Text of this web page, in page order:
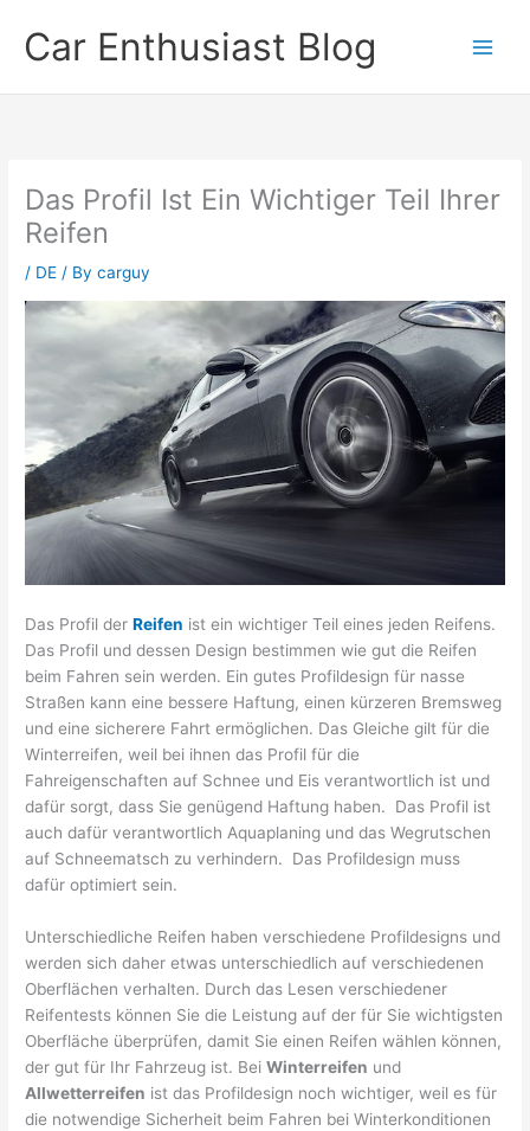
contentCar Enthusiast Blog
Das Profil Ist Ein Wichtiger Teil Ihrer
Reifen
/ DE / Bycarguy
Das Profil derReifen ist ein wichtiger Teil eines jeden Reifens.
Das Profil und dessen Design bestimmen wie gut die Reifen
beim Fahren sein werden. Ein gutes Profildesign für nasse
Straßen kann eine bessere Haftung, einen kürzeren Bremsweg
und eine sicherere Fahrt ermöglichen. Das Gleiche gilt für die
Winterreifen, weil bei ihnen das Profil für die
Fahreigenschaften auf Schnee und Eis verantwortlich ist und
dafür sorgt, dass Sie genügend Haftung haben. Das Profil ist
auch dafür verantwortlich Aquaplaning und das Wegrutschen
auf Schneematsch zu verhindern. Das Profildesign muss
dafür optimiert sein.
Unterschiedliche Reifen haben verschiedene Profildesigns und
werden sich daher etwas unterschiedlich auf verschiedenen
Oberflächen verhalten. Durch das Lesen verschiedener
Reifentests können Sie die Leistung auf der für Sie wichtigsten
Oberfläche überprüfen, damit Sie einen Reifen wählen können,
der gut für Ihr Fahrzeug ist. BeiWinterreifen und
Allwetterreifen ist das Profildesign noch wichtiger, weil es für
die notwendige Sicherheit beim Fahren bei Winterkonditionen